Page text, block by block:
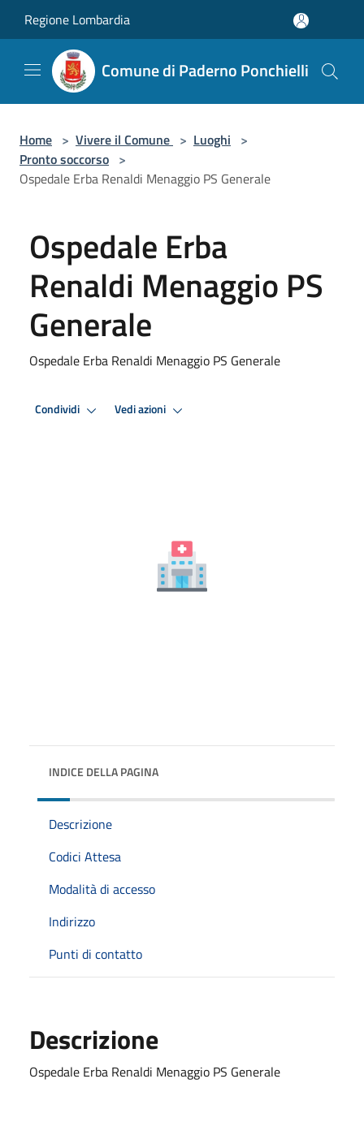
Regione Lombardia
Comune di Paderno Ponchielli
Home > Vivere il Comune > Luoghi >
Pronto soccorso >
Ospedale Erba Renaldi Menaggio PS Generale
Ospedale Erba
Renaldi Menaggio PS
Generale
Ospedale Erba Renaldi Menaggio PS Generale
Condividi Vedi azioni
INDICE DELLA PAGINA
Descrizione
Codici Attesa
Modalità di accesso
Indirizzo
Punti di contatto
Descrizione
Ospedale Erba Renaldi Menaggio PS Generale